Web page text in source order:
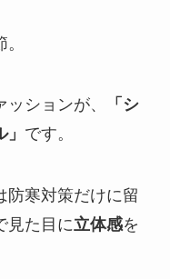
ションが、
「シ
です。
防寒対策だけに留
見た目に立体感を